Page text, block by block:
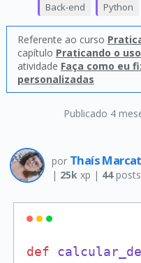
Publicado 4
Back-end Python
Referente ao curso
capítulo Praticando o
atividade Faça como eu
personalizadas
por Thaís
| 25kxp | 44posts
def